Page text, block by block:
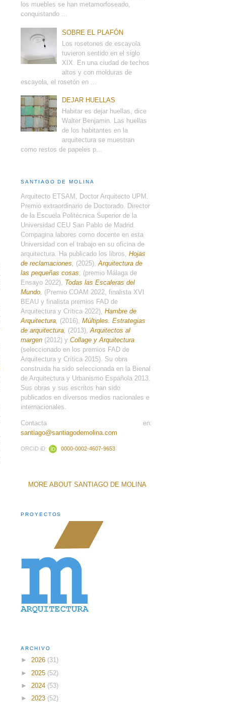
los muebles se han metamorfoseado,
conquistando ...
SOBRE EL PLAFÓN
Los rosetones de escayola
tuvieron sentido en el siglo
XIX. En una ciudad de techos
altos y con molduras de
escayola, el rosetón en ...
DEJAR HUELLAS
Habitar es dejar huellas, dice
Walter Benjamin. Las huellas
de los habitantes en la
arquitectura se muestran
como restos de papeles p...
SANTIAGO DE MOLINA
Arquitecto ETSAM, Doctor Arquitecto UPM.
Premio extraordinario de Doctorado. Director
de la Escuela Politécnica Superior de la
Universidad CEU San Pablo de Madrid.
Compagina labores como docente en esta
Universidad con el trabajo en su oficina de
arquitectura. Ha publicado los libros,Hojas
de reclamaciones
(2025),Arquitectura de
las pequeñas cosas
(premio Málaga de
Ensayo 2022), Todas las Escaleras del
Mundo (Premio COAM 2022, finalista XVI
BEAU y finalista premios FAD de
Arquitectura y Crítica 2022),Hambre de
Arquitectura (2016),Múltiples. Estrategias
de arquitectura (2013),Arquitectos al
margen (2012) yCollage y Arquitectura
(seleccionado en los premios FAD de
Arquitectura y Crítica 2015). Su obra
construida ha sido seleccionada en la Bienal
de Arquitectura y Urbanismo Española 2013.
Sus obras y sus escritos han sido
publicados en diversos medios nacionales e
internacionales.
Contacta en:
santiago@santiagodemolina.com
ORCID iD: 0000-0002-4607-9653
MORE ABOUT SANTIAGO DE MOLINA
PROYECTOS
ARCHIVO
►2026 (31)
► 2025 (52)
► 2024 (53)
►2023 (52)